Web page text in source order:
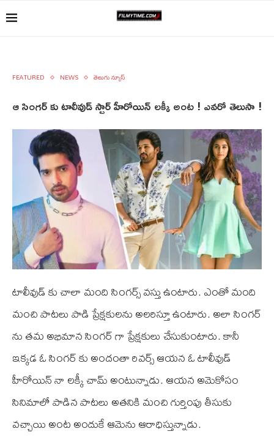
FEATURED NEWS తెలుగు న్యూస్
ఆ సింగర్ కు టాలీవుడ్ స్టార్ హీరోయిన్ లక్కీ అంట ! ఎవరో తెలుసా !
టాలీవుడ్ కు చాలా మంది సింగర్స్ వస్తు ఉంటారు. ఎంతో మంది
మంచి పాటలు పాడి ప్రేక్షకులను అలరిస్తూ ఉంటారు. అలా సింగర్
ను తమ అభిమాన సింగర్ గా ప్రేక్షకులు చేసుకుంటారు. కానీ
ఇక్కడ ఓ సింగర్ కు అందంతా రివర్స్ ఆయన ఓ టాలీవుడ్
హీరోయిన్ నా లక్కీ చామ్ అంటున్నాడు. ఆయన అమెకోసం
సినిమాలో పాడిన పాటలు అతనికి మంచి గుర్తింపు తీసుకు
వచ్చాయి అంట అందుకే ఆమెను ఆరాధిస్తున్నాడు.